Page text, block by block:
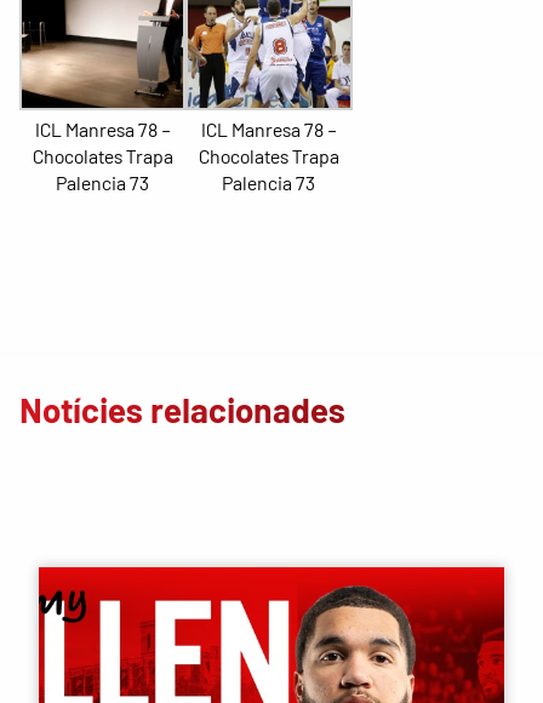
ICL Manresa 78 –
Chocolates Trapa
Palencia 73
ICL Manresa 78 –
Chocolates Trapa
Palencia 73
Notícies relacionades